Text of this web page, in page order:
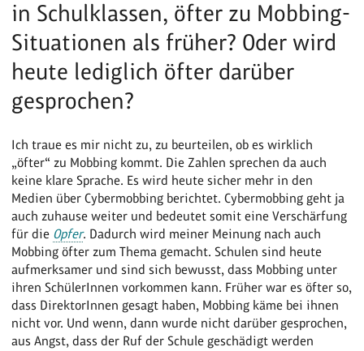
in Schulklassen, öfter zu Mobbing-
Situationen als früher? Oder wird
heute lediglich öfter darüber
gesprochen?
Ich traue es mir nicht zu, zu beurteilen, ob es wirklich
„öfter“ zu Mobbing kommt. Die Zahlen sprechen da auch
keine klare Sprache. Es wird heute sicher mehr in den
Medien über Cybermobbing berichtet. Cybermobbing geht ja
auch zuhause weiter und bedeutet somit eine Verschärfung
für die Opfer. Dadurch wird meiner Meinung nach auch
Mobbing öfter zum Thema gemacht. Schulen sind heute
aufmerksamer und sind sich bewusst, dass Mobbing unter
ihren SchülerInnen vorkommen kann. Früher war es öfter so,
dass DirektorInnen gesagt haben, Mobbing käme bei ihnen
nicht vor. Und wenn, dann wurde nicht darüber gesprochen,
aus Angst, dass der Ruf der Schule geschädigt werden